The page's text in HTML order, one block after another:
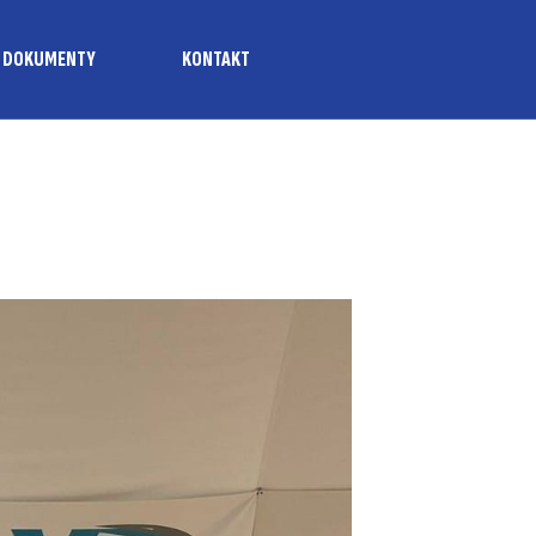
DOKUMENTY KONTAKT